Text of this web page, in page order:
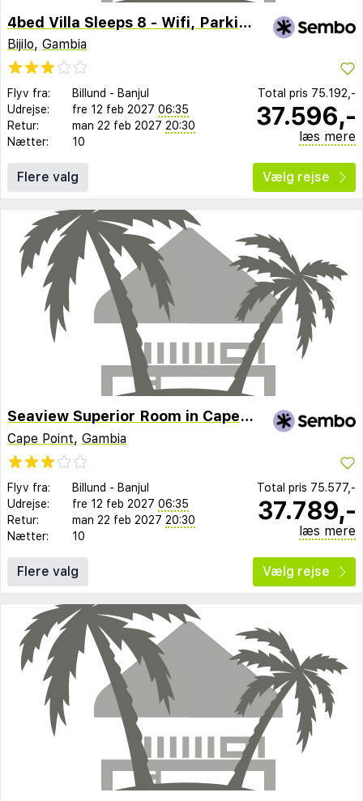
4bed Villa Sleeps 8 - Wifi, Parking, Garden
Bijilo, Gambia
Flyv fra: Billund - Banjul
Udrejse:
fre 12 feb 2027 06:35
Retur:
man 22 feb 2027 20:30
Nætter:
10
Total pris 75.192,-
37.596,-
læs mere
Flere valg Vælg rejse
Seaview Superior Room in Cape Point, Bakau
Cape Point, Gambia
Flyv fra: Billund - Banjul
Udrejse:
fre 12 feb 2027 06:35
Retur:
man 22 feb 2027 20:30
Nætter:
10
Total pris 75.577,-
37.789,-
læs mere
Flere valg Vælg rejse